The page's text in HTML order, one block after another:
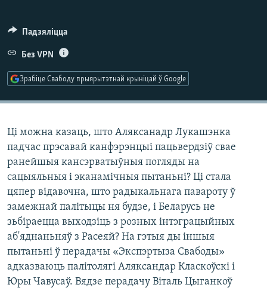
КАЛЯНДАР
НА ХВАЛЯХ СВАБОДЫ
Падзяліцца
Без VPN
Зрабіце Свабоду прыярытэтнай крыніцай ў Google
Ці можна казаць, што Аляксанадр Лукашэнка
падчас прэсавай канфэрэнцыі пацьвердзіў свае
ранейшыя кансэрватыўныя погляды на
сацыяльныя і эканамічныя пытаньні? Ці стала
цяпер відавочна, што радыкальнага павароту ў
замежнай палітыцы ня будзе, і Беларусь не
зьбіраецца выходзіць з розных інтэграцыйных
аб'яднаньняў з Расеяй? На гэтыя ды іншыя
пытаньні ў перадачы «Экспэртыза Свабоды»
адказваюць палітолягі Аляксандар Класкоўскі і
Юры Чавусаў. Вядзе перадачу Віталь Цыганкоў